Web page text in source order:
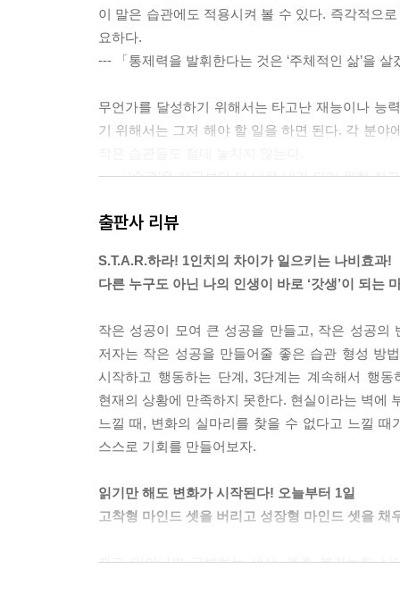
이 말은 습관에도 적용시켜 볼 수 있다. 즉각적으
요하다.
--- 「통제력을 발휘한다는 것은 ‘주체적인 삶’을
무언가를 달성하기 위해서는 타고난 재능이나 능
기 위해서는 그저 해야 할 일을 하면 된다. 각 분야
--- 「‘습관’은 지금보다 더 나은 내가 되기 위한 최
이제부터 당신은 모든 상황에서 이 질문에만 대답
--- 「세계적인 거장 워런 버핏의 25-5의 법칙」 중
을 계획하며 하루를 멋지게 시작하는 상상을 해
않은가? 디테일하게 시각화를 하면 할수록 행동
내 모습이, 내가 받을 수 있는 큰 보상이 그려지기
--- 「내 인생의 목표를 최대한 명확하고 또렷하게
완벽주의자들은 실패가 두려워 시작조차 하기를
를 다음으로 미룬다면 그 기회는 더 이상 오지 않
있다. 여기서의 준비는 생각이나 분석을 통한 준비
출판사 리뷰
S.T.A.R.하라! 1인치의 차이가 일으키는 나비효과!
다른 누구도 아닌 나의 인생이 바로 ‘갓생’이 되는
작은 성공이 모여 큰 성공을 만들고, 작은 성공
저자는 작은 성공을 만들어줄 좋은 습관 형성 방
시작하고 행동하는 단계, 3단계는 계속해서 행
현재의 상황에 만족하지 못한다. 현실이라는 벽에
느낄 때, 변화의 실마리를 찾을 수 없다고 느낄
스스로 기회를 만들어보자.
읽기만 해도 변화가 시작된다! 오늘부터 1일
고착형 마인드 셋을 버리고 성장형 마인드 셋을 채
자고 일어나면 급변하는 세상, 예측 불가능한